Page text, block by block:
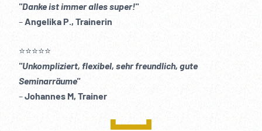
"Danke ist immer alles super!"
–Angelika P., Trainerin
⭐️⭐️⭐️⭐️⭐️
"Unkompliziert, flexibel, sehr freundlich, gute
Seminarräume"
–Johannes M, Trainer